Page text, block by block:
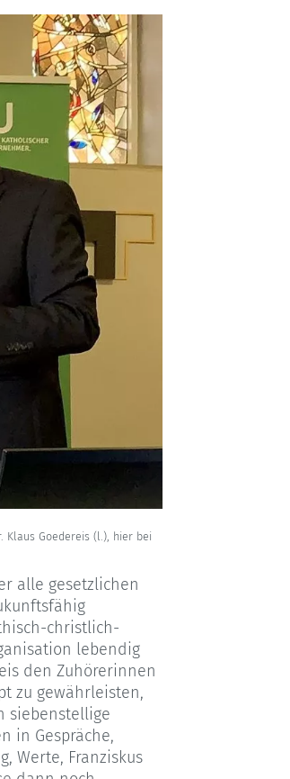
Klaus Goedereis (l.), hier bei
alle gesetzlichen
christlich-
lebendig
den Zuhörerinnen
zu gewährleisten,
siebenstellige
in Gespräche,
Werte, Franziskus